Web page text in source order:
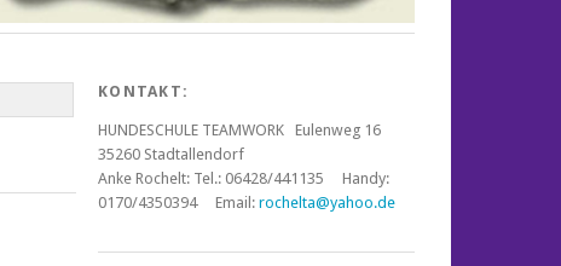
KONTAKT:
HUNDESCHULE TEAMWORK Eulenweg 16
35260 Stadtallendorf
Anke Rochelt: Tel.: 06428/441135 Handy:
0170/4350394 Email: rochelta@yahoo.de